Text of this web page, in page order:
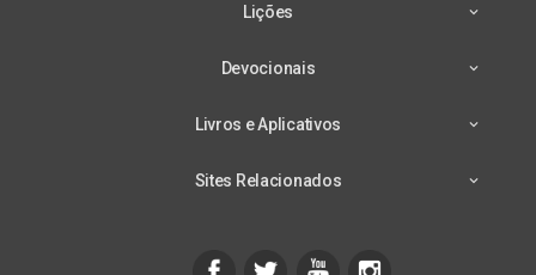
Lições
Devocionais
Livros e Aplicativos
Sites Relacionados